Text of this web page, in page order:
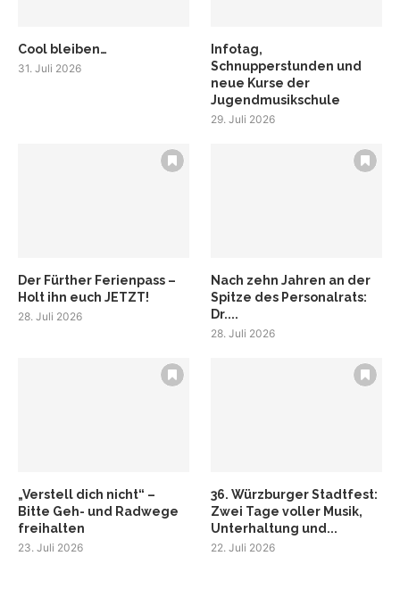
Cool bleiben…
31. Juli 2026
Infotag,
Schnupperstunden und
neue Kurse der
Jugendmusikschule
29. Juli 2026
Der Fürther Ferienpass –
Holt ihn euch JETZT!
28. Juli 2026
Nach zehn Jahren an der
Spitze des Personalrats:
Dr....
28. Juli 2026
„Verstell dich nicht“ –
Bitte Geh- und Radwege
freihalten
23. Juli 2026
36. Würzburger Stadtfest:
Zwei Tage voller Musik,
Unterhaltung und...
22. Juli 2026